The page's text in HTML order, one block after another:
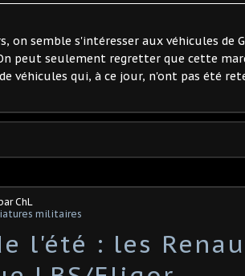
on semble s'intéresser aux véhicules de
peut seulement regretter que cette
véhicules qui, à ce jour, n'ont pas été
ChL
militaires
l'été : les